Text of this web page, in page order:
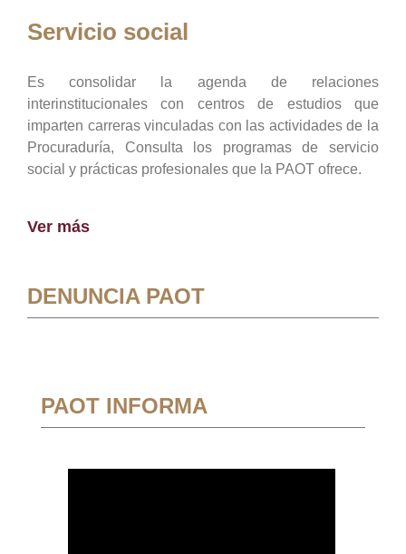
Servicio social
Es consolidar la agenda de relaciones
interinstitucionales con centros de estudios que
imparten carreras vinculadas con las actividades de la
Procuraduría, Consulta los programas de servicio
social y prácticas profesionales que la PAOT ofrece.
Ver más
DENUNCIA PAOT
PAOT INFORMA